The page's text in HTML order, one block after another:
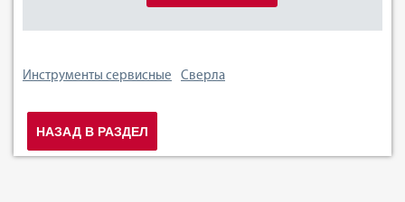
Инструменты сервисные Сверла
НАЗАД В РАЗДЕЛ